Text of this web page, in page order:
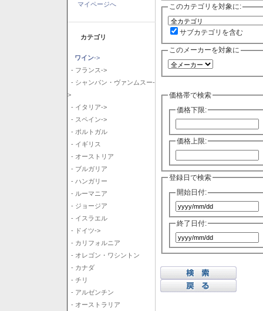
マイページへ
カテゴリ
ワイン->
- フランス->
- シャンパン・ヴァンムスー-
>
- イタリア->
- スペイン->
- ポルトガル
- イギリス
- オーストリア
- ブルガリア
- ハンガリー
- ルーマニア
- ジョージア
- イスラエル
- ドイツ->
- カリフォルニア
- オレゴン・ワシントン
- カナダ
- チリ
- アルゼンチン
- オーストラリア
このカテゴリを対象に:
サブカテゴリを含む
このメーカーを対象に
価格帯で検索
価格下限:
価格上限:
登録日で検索
開始日付:
終了日付: